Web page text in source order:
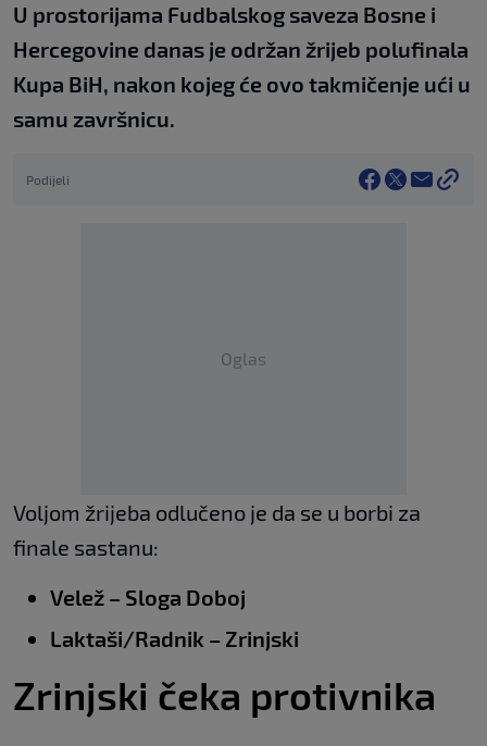
U prostorijama Fudbalskog saveza Bosne i
Hercegovine danas je održan žrijeb polufinala
Kupa BiH, nakon kojeg će ovo takmičenje ući u
samu završnicu.
Podijeli
Oglas
Voljom žrijeba odlučeno je da se u borbi za
finale sastanu:
Velež – Sloga Doboj
Laktaši/Radnik – Zrinjski
Zrinjski čeka protivnika